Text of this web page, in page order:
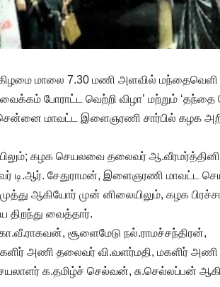
மாலை 7.30 மணி அளவில் மந்தைவெளி
போராட்ட வெற்றி விழா’ மற்றும் ‘தந்தை
மாவட்ட இளைஞரணி சார்பில் கழக
கழக செயலவை தலைவர்
டி.ஆர். சேதுராமன், இளைஞரணி மாவட்ட
ஆகியோர் முன் னிலையிலும், கழக
திறந்து வைத்தார்.
சூளைமேடு நல்.ராமச்சந்திரன்,
அணி தலைவர் வி.வளர்மதி, மகளிர்
க.தமிழ்ச் செல்வன், சு.செல்லப்பன்